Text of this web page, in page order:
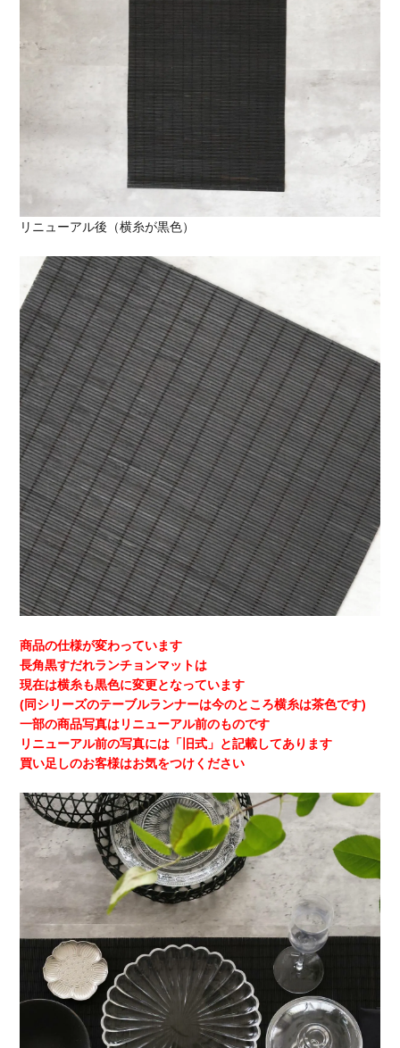
リニューアル後（横糸が黒色）
商品の仕様が変わっています
長角黒すだれランチョンマットは
現在は横糸も黒色に変更となっています
(同シリーズのテーブルランナーは今のところ横糸は茶色です)
一部の商品写真はリニューアル前のものです
リニューアル前の写真には「旧式」と記載してあります
買い足しのお客様はお気をつけください